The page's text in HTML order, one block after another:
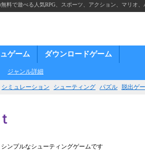
で遊べる人気RPG、スポーツ、アクション、マリオ、
ゲーム ダウンロードゲーム
ジャンル詳細
シミュレーション シューティング パズル 脱出ゲ
ンプルなシューティングゲームです